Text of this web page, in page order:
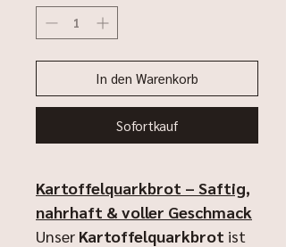
In den Warenkorb
Sofortkauf
Kartoffelquarkbrot – Saftig,
nahrhaft & voller Geschmack
Unser Kartoffelquarkbrot ist